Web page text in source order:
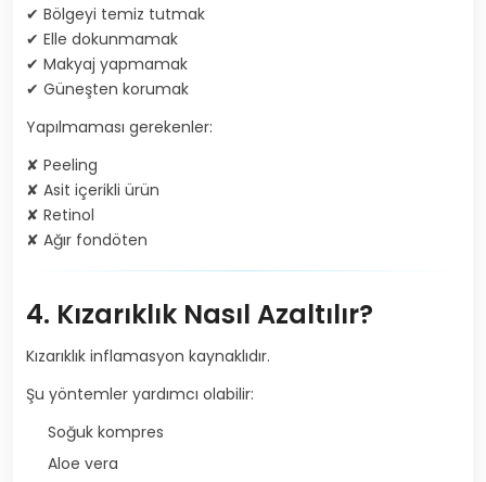
✔ Bölgeyi temiz tutmak
✔ Elle dokunmamak
✔ Makyaj yapmamak
✔ Güneşten korumak
Yapılmaması gerekenler:
✘ Peeling
✘ Asit içerikli ürün
✘ Retinol
✘ Ağır fondöten
4. Kızarıklık Nasıl Azaltılır?
Kızarıklık inflamasyon kaynaklıdır.
Şu yöntemler yardımcı olabilir:
Soğuk kompres
Aloe vera